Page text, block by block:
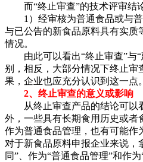
而“终止审查”的技术评审结论
1）经审核为普通食品或与普
与已公告的新食品原料具有实质
情况。
由此可以看出“终止审查”与“
别，相反，大部分情况下终止审
果，企业也应充分认识到这一点。
2、终止审查的意义或影响
从终止审查产品的结论可以
外，一些具有长期食用历史或者
作为普通食品管理，也有可能作
对于新食品原料申报企业来说，
同”、作为“普通食品管理”和作